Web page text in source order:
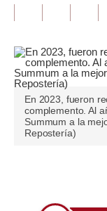
Pregunta de hoy
Blogs
Tendencias
Lujo
Viajes
En 2023, fueron
complemento. Al
Summum a la
Repostería)